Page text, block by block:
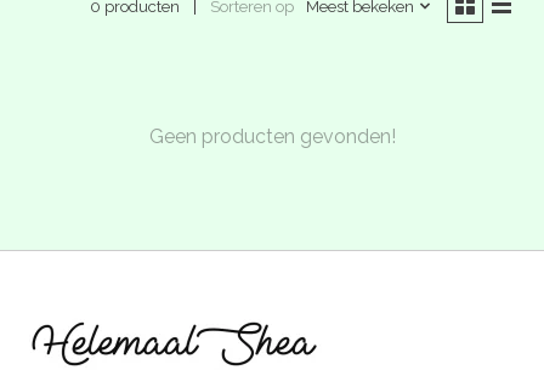
0 producten Sorteren op Meest bekeken
Geen producten gevonden!